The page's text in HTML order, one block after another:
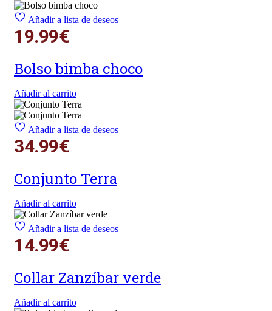
Añadir a lista de deseos
19.99€
Bolso bimba choco
Añadir al carrito
Añadir a lista de deseos
34.99€
Conjunto Terra
Añadir al carrito
Añadir a lista de deseos
14.99€
Collar Zanzíbar verde
Añadir al carrito